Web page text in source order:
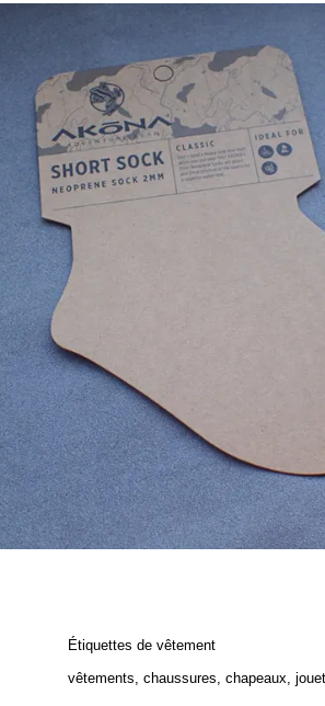
Étiquettes de vêtement
vêtements, chaussures, chapeaux,